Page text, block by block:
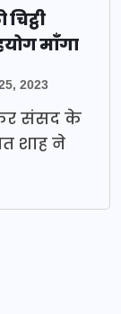
माँगा
2023
संसद के
शाह ने